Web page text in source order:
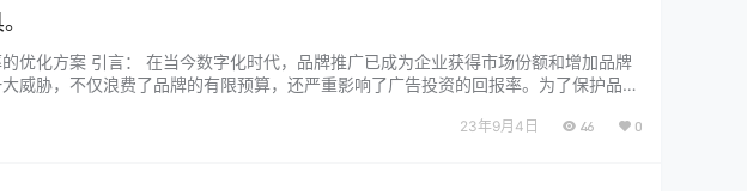
优化方案 引言： 在当今数字化时代，品牌推广已成为企业获得市场份额和增加品牌
威胁，不仅浪费了品牌的有限预算，还严重影响了广告投资的回报率。为了保护品牌
23年9月4日 46 0